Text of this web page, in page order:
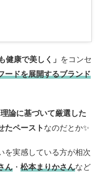
健康で美しく」 をコンセ
ードを展開するブランド
論に基づいて厳選した
たペースト なのだとか✨
を実感している方が相次
ん ・ 松本まりかさんなど